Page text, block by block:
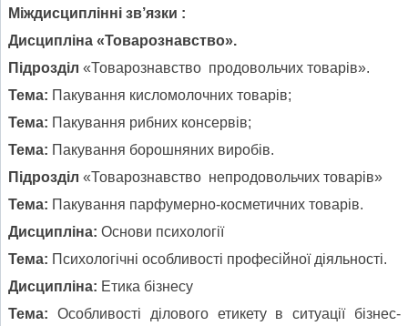
Міждисциплінні зв’язки :
Дисципліна «Товарознавство».
Підрозділ «Товарознавство продовольчих товарів».
Тема: Пакування кисломолочних товарів;
Тема: Пакування рибних консервів;
Тема: Пакування борошняних виробів.
Підрозділ «Товарознавство непродовольчих товарів»
Тема: Пакування парфумерно-косметичних товарів.
Дисципліна: Основи психології
Тема: Психологічні особливості професійної діяльності.
Дисципліна: Етика бізнесу
Тема: Особливості ділового етикету в ситуації бізнес-